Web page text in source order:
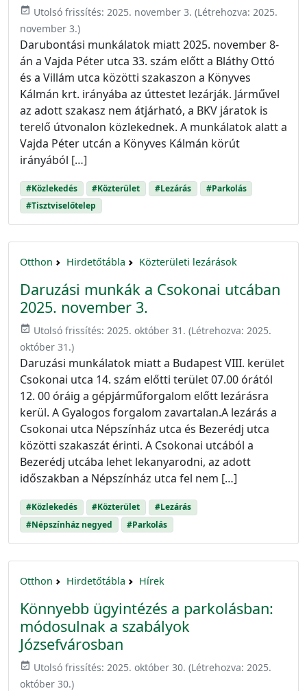
event_available Utolsó frissítés: 2025. november 3. (Létrehozva: 2025.
november 3.)
Darubontási munkálatok miatt 2025. november 8-
án a Vajda Péter utca 33. szám előtt a Bláthy Ottó
és a Villám utca közötti szakaszon a Könyves
Kálmán krt. irányába az úttestet lezárják. Járművel
az adott szakasz nem átjárható, a BKV járatok is
terelő útvonalon közlekednek. A munkálatok alatt a
Vajda Péter utcán a Könyves Kálmán körút
irányából […]
#Közlekedés #Közterület #Lezárás
#Parkolás
#Tisztviselőtelep
Otthon Hirdetőtábla Közterületi lezárások
Daruzási munkák a Csokonai utcában
2025. november 3.
event_available Utolsó frissítés: 2025. október 31. (Létrehozva: 2025.
október 31.)
Daruzási munkálatok miatt a Budapest VIII. kerület
Csokonai utca 14. szám előtti terület 07.00 órától
12. 00 óráig a gépjárműforgalom előtt lezárásra
kerül. A Gyalogos forgalom zavartalan.A lezárás a
Csokonai utca Népszínház utca és Bezerédj utca
közötti szakaszát érinti. A Csokonai utcából a
Bezerédj utcába lehet lekanyarodni, az adott
időszakban a Népszínház utca fel nem […]
#Közlekedés #Közterület
#Lezárás
#Népszínház negyed
#Parkolás
Otthon Hirdetőtábla Hírek
Könnyebb ügyintézés a parkolásban:
módosulnak a szabályok
Józsefvárosban
event_available Utolsó frissítés: 2025. október 30. (Létrehozva: 2025.
október 30.)